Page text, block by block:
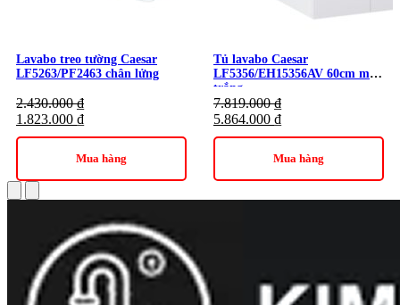
Lavabo treo tường Caesar
LF5263/PF2463 chân lửng
2.430.000₫
1.823.000 ₫
Mua hàng
Tủ lavabo Caesar
LF5356/EH15356AV 60cm màu
trắng
7.819.000₫
5.864.000 ₫
Mua hàng